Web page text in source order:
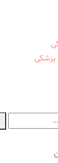
پزشکی